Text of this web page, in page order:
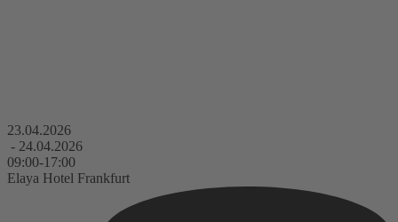
23.04.2026
- 24.04.2026
09:00-17:00
Elaya Hotel Frankfurt